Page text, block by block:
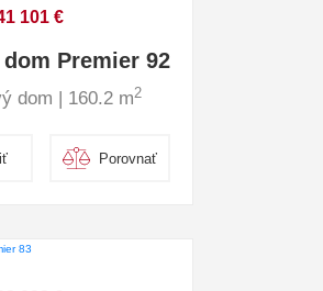
101 €
Premier 92
dom | 160.2 m2
Porovnať